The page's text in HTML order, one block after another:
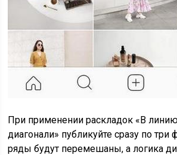
При применении раскладок «В
диагонали» публикуйте сразу по три
ряды будут перемешаны, а логика